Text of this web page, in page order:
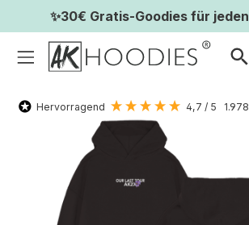
✨30€ Gratis-Goodies für
Hervorragend 4,7 / 5 1.978